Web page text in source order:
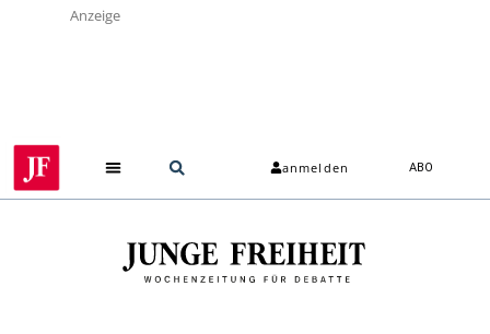
Anzeige
anmelden ABO